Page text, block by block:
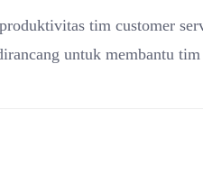
tim customer
untuk membantu